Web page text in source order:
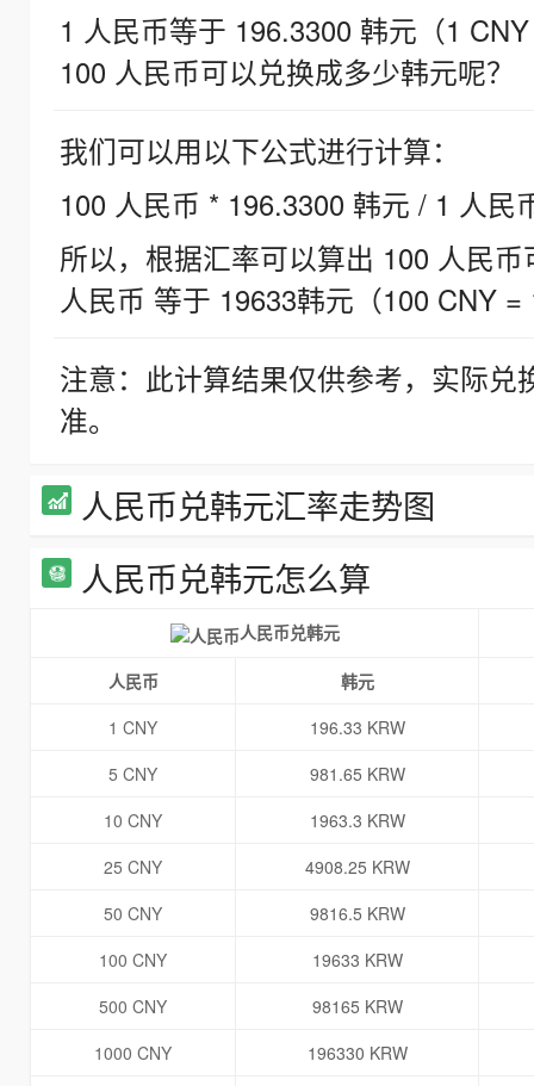
1 人民币等于 196.3300 韩元（1
100 人民币可以兑换成多少韩元呢？
我们可以用以下公式进行计算：
100 人民币 * 196.3300 韩元 / 1 人民
所以，根据汇率可以算出 100 人民
人民币 等于 19633韩元（100 CNY =
注意：此计算结果仅供参考，实际
准。
人民币兑韩元汇率走势图
人民币兑韩元怎么算
人民币兑韩元
人民币
韩元
1 CNY
196.33 KRW
5 CNY
981.65 KRW
10 CNY
1963.3 KRW
25 CNY
4908.25 KRW
50 CNY
9816.5 KRW
100 CNY
19633 KRW
500 CNY
98165 KRW
1000 CNY
196330 KRW